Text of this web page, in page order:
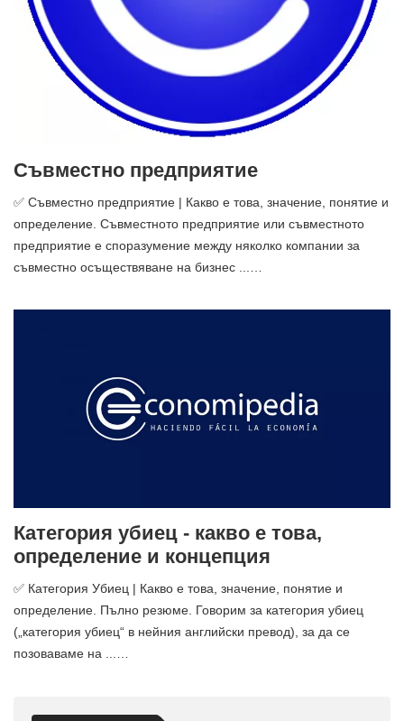
Съвместно предприятие
✅ Съвместно предприятие | Какво е това, значение, понятие и
определение. Съвместното предприятие или съвместното
предприятие е споразумение между няколко компании за
съвместно осъществяване на бизнес ...…
Категория убиец - какво е това,
определение и концепция
✅ Категория Убиец | Какво е това, значение, понятие и
определение. Пълно резюме. Говорим за категория убиец
(„категория убиец“ в нейния английски превод), за да се
позоваваме на ...…